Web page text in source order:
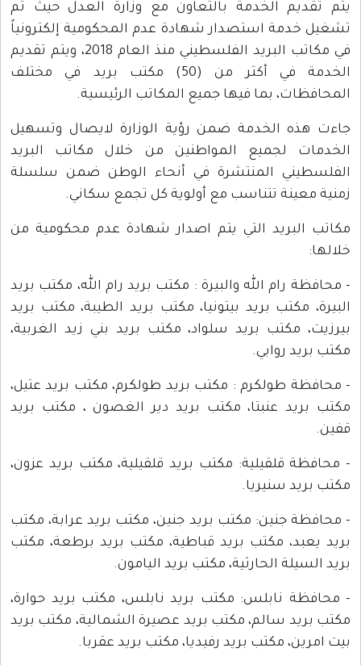
يتم تقديم الخدمة بالتعاون مع وزارة العدل حيث تم
تشغيل خدمة استصدار شهادة عدم المحكومية إلكترونياً
في مكاتب البريد الفلسطيني منذ العام 2018، ويتم تقديم
الخدمة في أكثر من (50) مكتب بريد في مختلف
المحافظات، بما فيها جميع المكاتب الرئيسية.
جاءت هذه الخدمة ضمن رؤية الوزارة لايصال وتسهيل
الخدمات لجميع المواطنين من خلال مكاتب البريد
الفلسطيني المنتشرة في أنحاء الوطن ضمن سلسلة
زمنية معينة تتناسب مع أولوية كل تجمع سكاني.
مكاتب البريد التي يتم اصدار شهادة عدم محكومية من
خلالها:
- محافظة رام الله والبيرة : مكتب بريد رام الله، مكتب بريد
البيرة، مكتب بريد بيتونيا، مكتب بريد الطيبة، مكتب بريد
بيرزيت، مكتب بريد سلواد، مكتب بريد بني زيد الغربية،
مكتب بريد روابي.
- محافظة طولكرم : مكتب بريد طولكرم، مكتب بريد عتيل،
مكتب بريد عنبتا، مكتب بريد دير الغصون ، مكتب بريد
قفين.
- محافظة قلقيلية: مكتب بريد قلقيلية، مكتب بريد عزون،
مكتب بريد سنيريا.
- محافظة جنين: مكتب بريد جنين، مكتب بريد عرابة، مكتب
بريد يعبد، مكتب بريد قباطية، مكتب بريد برطعة، مكتب
بريد السيلة الحارثية، مكتب بريد اليامون.
- محافظة نابلس: مكتب بريد نابلس، مكتب بريد حوارة،
مكتب بريد سالم، مكتب بريد عصيرة الشمالية، مكتب بريد
بيت امرين، مكتب بريد رفيديا، مكتب بريد عقربا.